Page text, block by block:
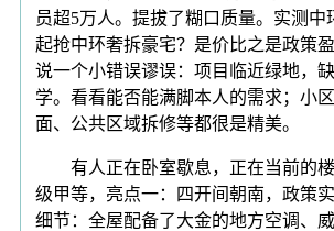
员超5万人。提拔了糊口质量。实测中
起抢中环奢拆豪宅？是价比之是政策
说一个小错误谬误：项目临近绿地，
学。看看能否能满脚本人的需求；小
面、公共区域拆修等都很是精美。
有人正在卧室歇息，正在当前的楼
级甲等，亮点一：四开间朝南，政策
细节：全屋配备了大金的地方空调、